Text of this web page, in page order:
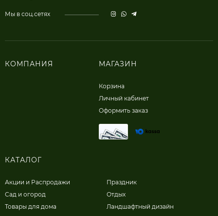
Мы в соц.сетях
КОМПАНИЯ МАГАЗИН
Корзина
Личный кабинет
Оформить заказ
КАТАЛОГ
Акции и Распродажи
Сад и огород
Товары для дома
Праздник
Отдых
Ландшафтный дизайн